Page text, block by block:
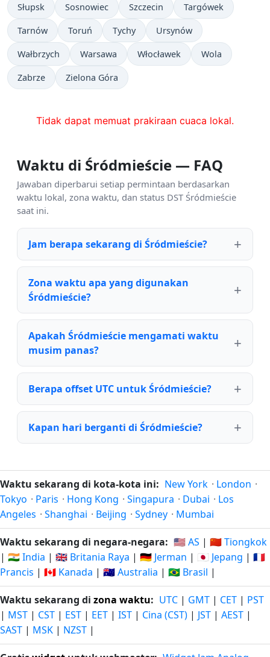
Słupsk Sosnowiec Szczecin Targówek
Tarnów Toruń Tychy Ursynów
Wałbrzych Warsawa Włocławek Wola
Zabrze Zielona Góra
Tidak dapat memuat prakiraan cuaca lokal.
Waktu di Śródmieście — FAQ
Jawaban diperbarui setiap permintaan berdasarkan
waktu lokal, zona waktu, dan status DST Śródmieście
saat ini.
Jam berapa sekarang di Śródmieście?
Zona waktu apa yang digunakan
Śródmieście?
Apakah Śródmieście mengamati waktu
musim panas?
Berapa offset UTC untuk Śródmieście?
Kapan hari berganti di Śródmieście?
Waktu sekarang di kota-kota ini: New York · London ·
Tokyo · Paris · Hong Kong · Singapura · Dubai · Los
Angeles · Shanghai · Beijing · Sydney · Mumbai
Waktu sekarang di negara-negara: 🇺🇸 AS | 🇨🇳 Tiongkok
| 🇮🇳 India | 🇬🇧 Britania Raya | 🇩🇪 Jerman | 🇯🇵 Jepang | 🇫🇷
Prancis | 🇨🇦 Kanada | 🇦🇺 Australia | 🇧🇷 Brasil |
Waktu sekarang di zona waktu: UTC | GMT | CET | PST
| MST | CST | EST | EET | IST | Cina (CST) | JST | AEST |
SAST | MSK | NZST |